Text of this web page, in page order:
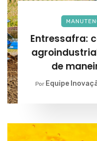
Entressafra:
de
Por Equipe